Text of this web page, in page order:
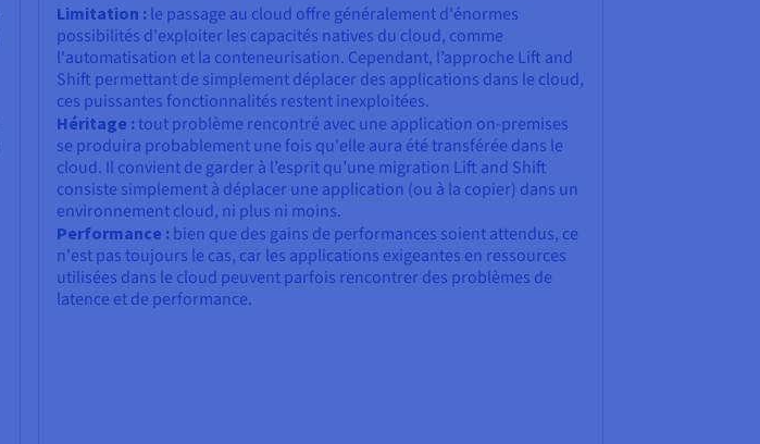
Limitation : le passage au cloud offre généralement d'énormes
possibilités d'exploiter les capacités natives du cloud, comme
l'automatisation et la conteneurisation. Cependant, l’approche Lift and
Shift permettant de simplement déplacer des applications dans le cloud,
ces puissantes fonctionnalités restent inexploitées.
Héritage : tout problème rencontré avec une application on-premises
se produira probablement une fois qu'elle aura été transférée dans le
cloud. Il convient de garder à l’esprit qu’une migration Lift and Shift
consiste simplement à déplacer une application (ou à la copier) dans un
environnement cloud, ni plus ni moins.
Performance : bien que des gains de performances soient attendus, ce
n'est pas toujours le cas, car les applications exigeantes en ressources
utilisées dans le cloud peuvent parfois rencontrer des problèmes de
latence et de performance.